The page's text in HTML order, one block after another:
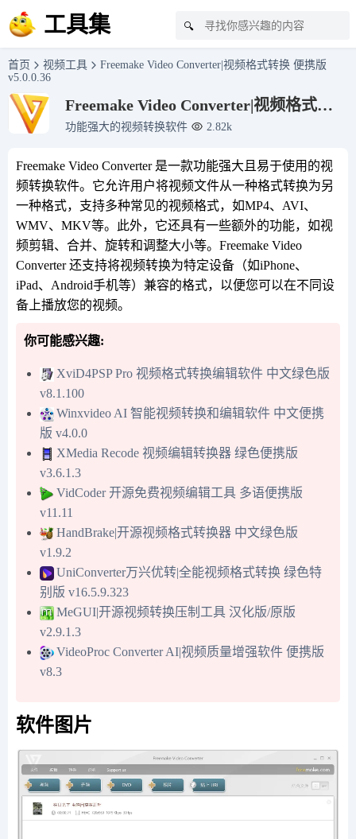
工具集 🔍
首页 视频工具
Freemake Video Converter|视频格式转换 便携版
v5.0.0.36
Freemake Video Converter|视频格式转
换 便携版 v5.0.0.36
功能强大的视频转换软件 2.82k
Freemake Video Converter 是一款功能强大且易于使用的视
频转换软件。它允许用户将视频文件从一种格式转换为另
一种格式，支持多种常见的视频格式，如MP4、AVI、
WMV、MKV等。此外，它还具有一些额外的功能，如视
频剪辑、合并、旋转和调整大小等。Freemake Video
Converter 还支持将视频转换为特定设备（如iPhone、
iPad、Android手机等）兼容的格式，以便您可以在不同设
备上播放您的视频。
你可能感兴趣:
XviD4PSP Pro 视频格式转换编辑软件 中文绿色版
v8.1.100
Winxvideo AI 智能视频转换和编辑软件 中文便携
版 v4.0.0
XMedia Recode 视频编辑转换器 绿色便携版
v3.6.1.3
VidCoder 开源免费视频编辑工具 多语便携版
v11.11
HandBrake|开源视频格式转换器 中文绿色版
v1.9.2
UniConverter万兴优转|全能视频格式转换 绿色特
别版 v16.5.9.323
MeGUI|开源视频转换压制工具 汉化版/原版
v2.9.1.3
VideoProc Converter AI|视频质量增强软件 便携版
v8.3
软件图片